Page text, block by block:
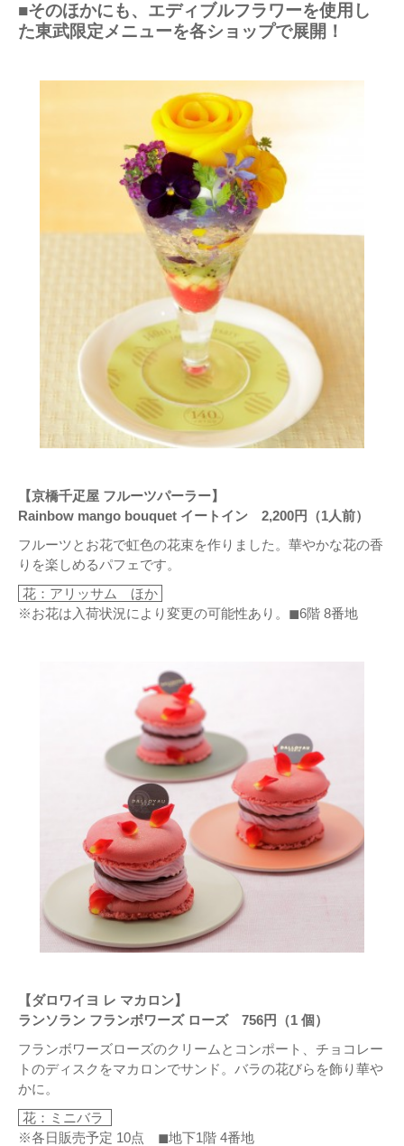
■そのほかにも、エディブルフラワーを使用し
た東武限定メニューを各ショップで展開！
【京橋千疋屋 フルーツパーラー】
Rainbow mango bouquet イートイン 2,200円（1人前）
フルーツとお花で虹色の花束を作りました。華やかな花の香
りを楽しめるパフェです。
花：アリッサム ほか
※お花は入荷状況により変更の可能性あり。◼6階 8番地
【ダロワイヨ レ マカロン】
ランソラン フランボワーズ ローズ 756円（1 個）
フランボワーズローズのクリームとコンポート、チョコレー
トのディスクをマカロンでサンド。バラの花びらを飾り華や
かに。
花：ミニバラ
※各日販売予定 10点 ◼地下1階 4番地